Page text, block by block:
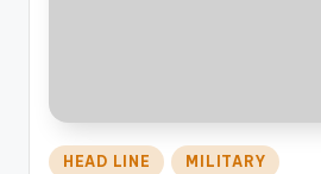
Posted
HEAD LINE MILITARY